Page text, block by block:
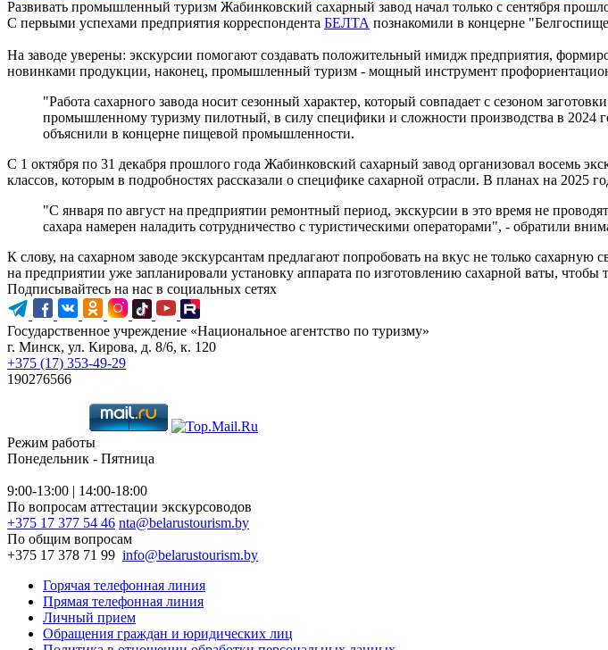
Развивать промышленный туризм Жабинковский сахарный завод начал только с сентября
С первыми успехами предприятия корреспондента БЕЛТА познакомили в концерне
На заводе уверены: экскурсии помогают создавать положительный имидж предприятия,
новинками продукции, наконец, промышленный туризм - мощный инструмент
"Работа сахарного завода носит сезонный характер, который совпадает с сезоном
промышленному туризму пилотный, в силу специфики и сложности производства в 2024
объяснили в концерне пищевой промышленности.
С 1 октября по 31 декабря прошлого года Жабинковский сахарный завод организовал восемь
классов, которым в подробностях рассказали о специфике сахарной отрасли. В планах на
"С января по август на предприятии ремонтный период, экскурсии в это время не
сахара намерен наладить сотрудничество с туристическими операторами", - обратили
К слову, на сахарном заводе экскурсантам предлагают попробовать на вкус не только
на предприятии уже запланировали установку аппарата по изготовлению сахарной ваты, чтобы
Подписывайтесь на нас в социальных сетях
Государственное учреждение «Национальное агентство по туризму»
г. Минск, ул. Кирова, д. 8/6, к. 120
+375 (17) 353-49-29
190276566
Режим работы
Понедельник - Пятница
9:00-13:00 | 14:00-18:00
По вопросам аттестации экскурсоводов
+375 17 377 54 46 nta@belarustourism.by
По общим вопросам
+375 17 378 71 99 info@belarustourism.by
Горячая телефонная линия
Прямая телефонная линия
Личный прием
Обращения граждан и юридических лиц